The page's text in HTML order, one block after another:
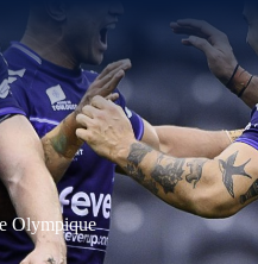
Olympique